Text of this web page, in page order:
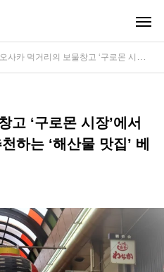
오사카 먹거리의 보물창고 ‘구로몬 시장’에서 오사카 현지 사람이 추천하는 ‘해산물 맛집’ 베스트9
고 ‘구로몬 시장’에서
하는 ‘해산물 맛집’ 베